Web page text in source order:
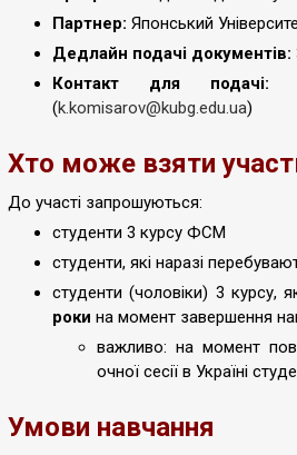
Партнер: Японський
Дедлайн подачі документів:
Контакт для подачі:
(k.komisarov@kubg.edu.ua)
Хто може взяти
До участі запрошуються:
студенти 3 курсу ФСМ
студенти, які наразі
студенти (чоловіки) 3 курсу,
роки на момент завершення
важливо: на момент
очної сесії в Україні
Умови навчання